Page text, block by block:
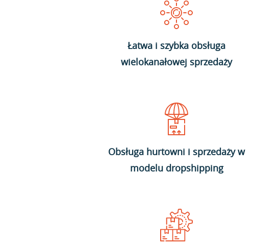
Łatwa i szybka obsługa
wielokanałowej sprzedaży
Obsługa hurtowni i sprzedaży w
modelu dropshipping